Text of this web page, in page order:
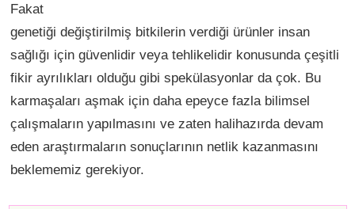
Fakat
genetiği değiştirilmiş bitkilerin verdiği ürünler insan
sağlığı için güvenlidir veya tehlikelidir konusunda çeşitli
fikir ayrılıkları olduğu gibi spekülasyonlar da çok. Bu
karmaşaları aşmak için daha epeyce fazla bilimsel
çalışmaların yapılmasını ve zaten halihazırda devam
eden araştırmaların sonuçlarının netlik kazanmasını
beklememiz gerekiyor.